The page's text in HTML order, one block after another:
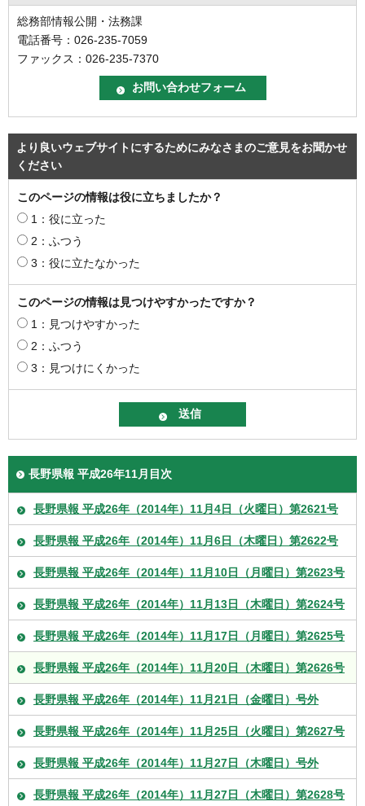
総務部情報公開・法務課
電話番号：026-235-7059
ファックス：026-235-7370
より良いウェブサイトにするためにみなさまのご意見をお聞かせ
ください
このページの情報は役に立ちましたか？
1：役に立った
2：ふつう
3：役に立たなかった
このページの情報は見つけやすかったですか？
1：見つけやすかった
2：ふつう
3：見つけにくかった
長野県報 平成26年11月目次
長野県報 平成26年（2014年）11月4日（火曜日）第2621号
長野県報 平成26年（2014年）11月6日（木曜日）第2622号
長野県報 平成26年（2014年）11月10日（月曜日）第2623号
長野県報 平成26年（2014年）11月13日（木曜日）第2624号
長野県報 平成26年（2014年）11月17日（月曜日）第2625号
長野県報 平成26年（2014年）11月20日（木曜日）第2626号
長野県報 平成26年（2014年）11月21日（金曜日）号外
長野県報 平成26年（2014年）11月25日（火曜日）第2627号
長野県報 平成26年（2014年）11月27日（木曜日）号外
長野県報 平成26年（2014年）11月27日（木曜日）第2628号